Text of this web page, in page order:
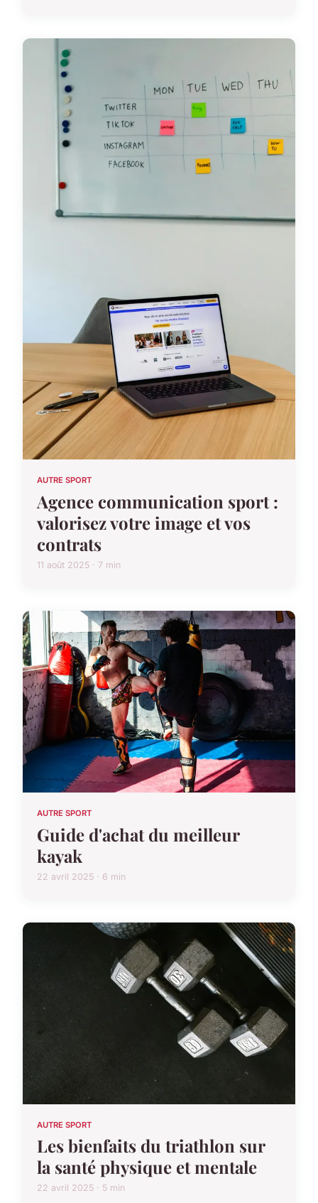
AUTRE SPORT
Agence communication sport :
valorisez votre image et vos
contrats
11 août 2025 · 7 min
AUTRE SPORT
Guide d'achat du meilleur
kayak
22 avril 2025 · 6 min
AUTRE SPORT
Les bienfaits du triathlon sur
la santé physique et mentale
22 avril 2025 · 5 min